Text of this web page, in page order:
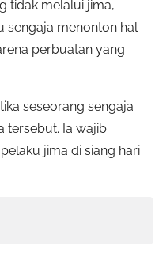
tidak melalui jima,
sengaja menonton hal
perbuatan yang
seseorang sengaja
tersebut. Ia wajib
jima di siang hari